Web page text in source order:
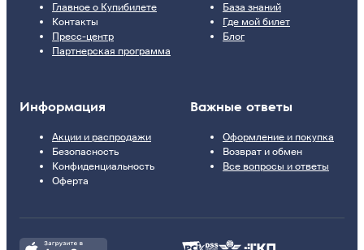
Главное о Купибилете
Контакты
Пресс-центр
Партнерская программа
База знаний
Где мой билет
Блог
Информация
Акции и распродажи
Безопасность
Конфиденциальность
Оферта
Важные ответы
Оформление и покупка
Возврат и обмен
Все вопросы и ответы